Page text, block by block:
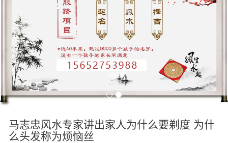
马志忠风水专家讲出家人为什么要剃度 为什
么头发称为烦恼丝